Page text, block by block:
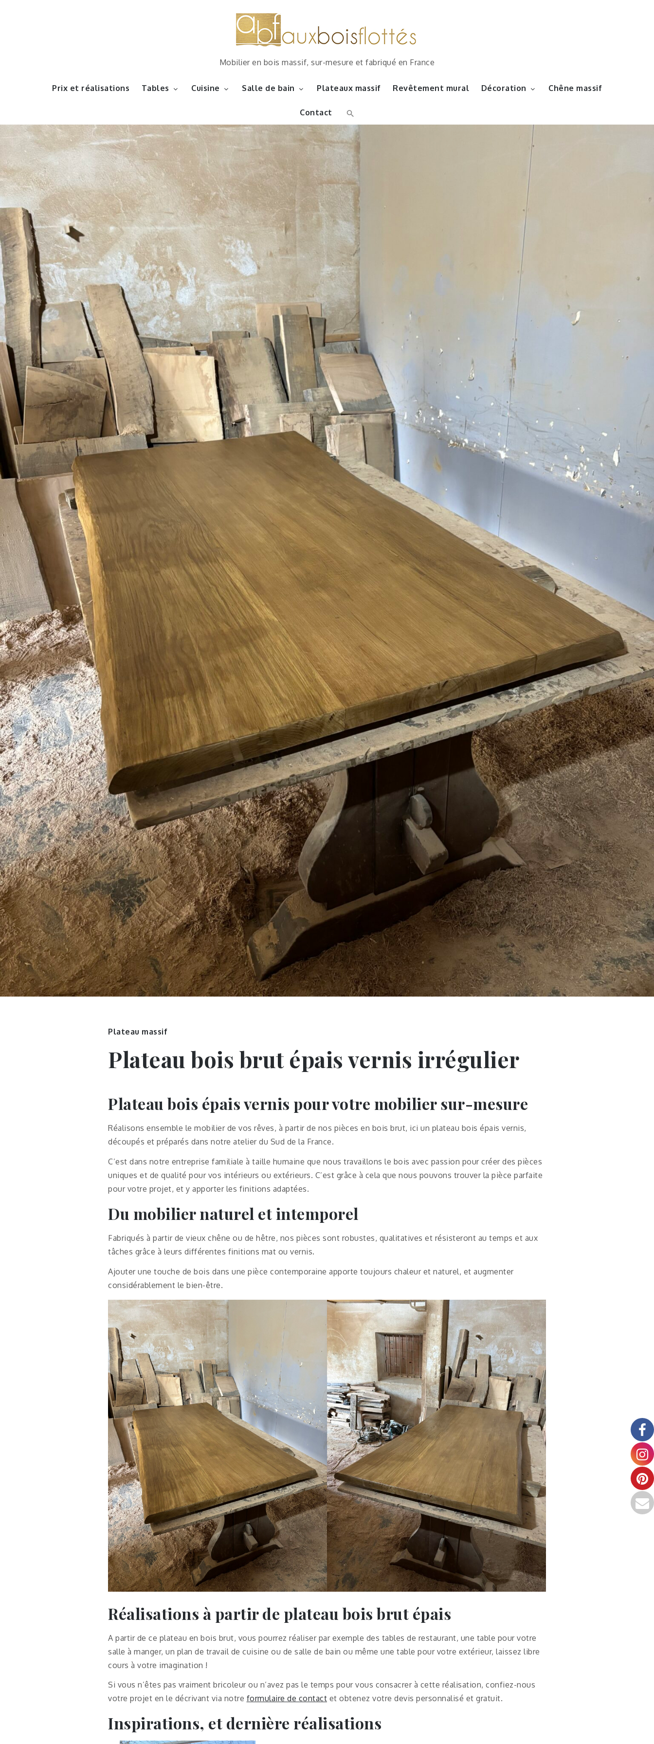
Mobilier en bois massif, sur-mesure et fabriqué en France
Prix et réalisations Tables Cuisine Salle de bain Plateaux massif Revêtement mural Décoration Chêne massif
Contact
Plateau massif
Plateau bois brut épais vernis irrégulier
Plateau bois épais vernis pour votre mobilier sur-mesure
Réalisons ensemble le mobilier de vos rêves, à partir de nos pièces en bois brut, ici un plateau bois épais vernis,
découpés et préparés dans notre atelier du Sud de la France.
C’est dans notre entreprise familiale à taille humaine que nous travaillons le bois avec passion pour créer des pièces
uniques et de qualité pour vos intérieurs ou extérieurs. C’est grâce à cela que nous pouvons trouver la pièce parfaite
pour votre projet, et y apporter les finitions adaptées.
Du mobilier naturel et intemporel
Fabriqués à partir de vieux chêne ou de hêtre, nos pièces sont robustes, qualitatives et résisteront au temps et aux
tâches grâce à leurs différentes finitions mat ou vernis.
Ajouter une touche de bois dans une pièce contemporaine apporte toujours chaleur et naturel, et augmenter
considérablement le bien-être.
Réalisations à partir de plateau bois brut épais
A partir de ce plateau en bois brut, vous pourrez réaliser par exemple des tables de restaurant, une table pour votre
salle à manger, un plan de travail de cuisine ou de salle de bain ou même une table pour votre extérieur, laissez libre
cours à votre imagination !
Si vous n’êtes pas vraiment bricoleur ou n’avez pas le temps pour vous consacrer à cette réalisation, confiez-nous
votre projet en le décrivant via notre formulaire de contact et obtenez votre devis personnalisé et gratuit.
Inspirations, et dernière réalisations